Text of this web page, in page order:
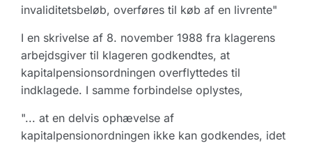
invaliditetsbeløb, overføres til køb af en livrente"
I en skrivelse af 8. november 1988 fra klagerens
arbejdsgiver til klageren godkendtes, at
kapitalpensionsordningen overflyttedes til
indklagede. I samme forbindelse oplystes,
"... at en delvis ophævelse af
kapitalpensionordningen ikke kan godkendes, idet